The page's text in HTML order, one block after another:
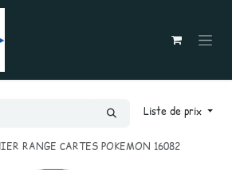
Liste de prix
RANGE CARTES POKEMON 16082